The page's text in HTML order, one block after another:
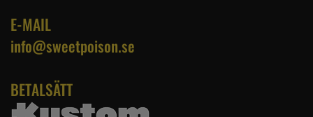
E-MAIL
info@sweetpoison.se
BETALSÄTT